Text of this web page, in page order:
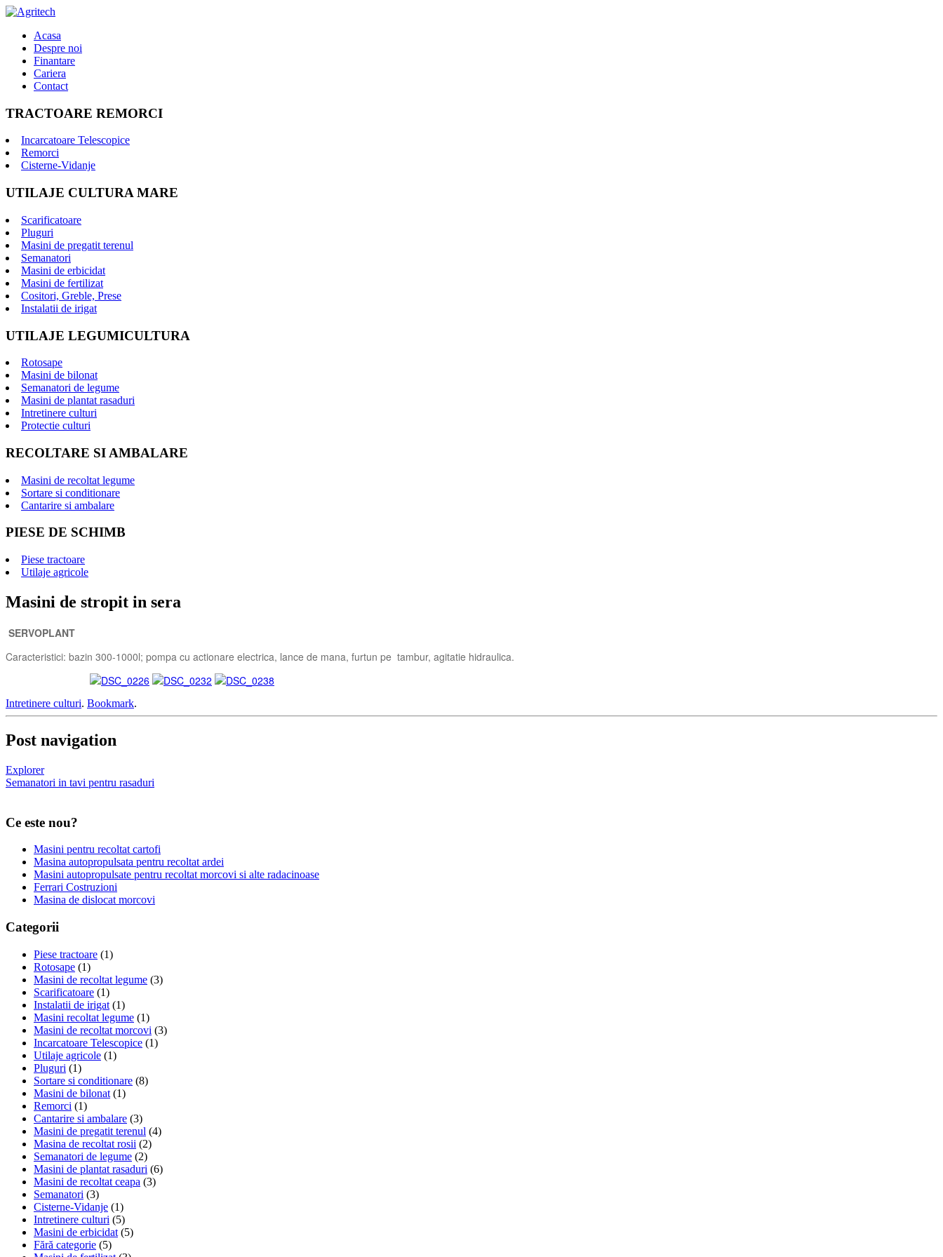
Acasa
Despre noi
Finantare
Cariera
Contact
TRACTOARE REMORCI
Incarcatoare Telescopice
Remorci
Cisterne-Vidanje
UTILAJE CULTURA MARE
Scarificatoare
Pluguri
Masini de pregatit terenul
Semanatori
Masini de erbicidat
Masini de fertilizat
Cositori, Greble, Prese
Instalatii de irigat
UTILAJE LEGUMICULTURA
Rotosape
Masini de bilonat
Semanatori de legume
Masini de plantat rasaduri
Intretinere culturi
Protectie culturi
RECOLTARE SI AMBALARE
Masini de recoltat legume
Sortare si conditionare
Cantarire si ambalare
PIESE DE SCHIMB
Piese tractoare
Utilaje agricole
Masini de stropit in sera
SERVOPLANT
Caracteristici: bazin 300-1000l; pompa cu actionare electrica, lance de mana, furtun pe tambur, agitatie hidraulica.
Intretinere culturi. Bookmark.
Post navigation
Explorer
Semanatori in tavi pentru rasaduri
Ce este nou?
Masini pentru recoltat cartofi
Masina autopropulsata pentru recoltat ardei
Masini autopropulsate pentru recoltat morcovi si alte radacinoase
Ferrari Costruzioni
Masina de dislocat morcovi
Categorii
Piese tractoare (1)
Rotosape (1)
Masini de recoltat legume (3)
Scarificatoare (1)
Instalatii de irigat (1)
Masini recoltat legume (1)
Masini de recoltat morcovi (3)
Incarcatoare Telescopice (1)
Utilaje agricole (1)
Pluguri (1)
Sortare si conditionare (8)
Masini de bilonat (1)
Remorci (1)
Cantarire si ambalare (3)
Masini de pregatit terenul (4)
Masina de recoltat rosii (2)
Semanatori de legume (2)
Masini de plantat rasaduri (6)
Masini de recoltat ceapa (3)
Semanatori (3)
Cisterne-Vidanje (1)
Intretinere culturi (5)
Masini de erbicidat (5)
Fără categorie (5)